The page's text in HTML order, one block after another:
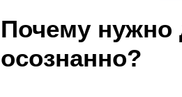
Почему нужно
осознанно?